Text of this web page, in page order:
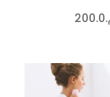
200.0